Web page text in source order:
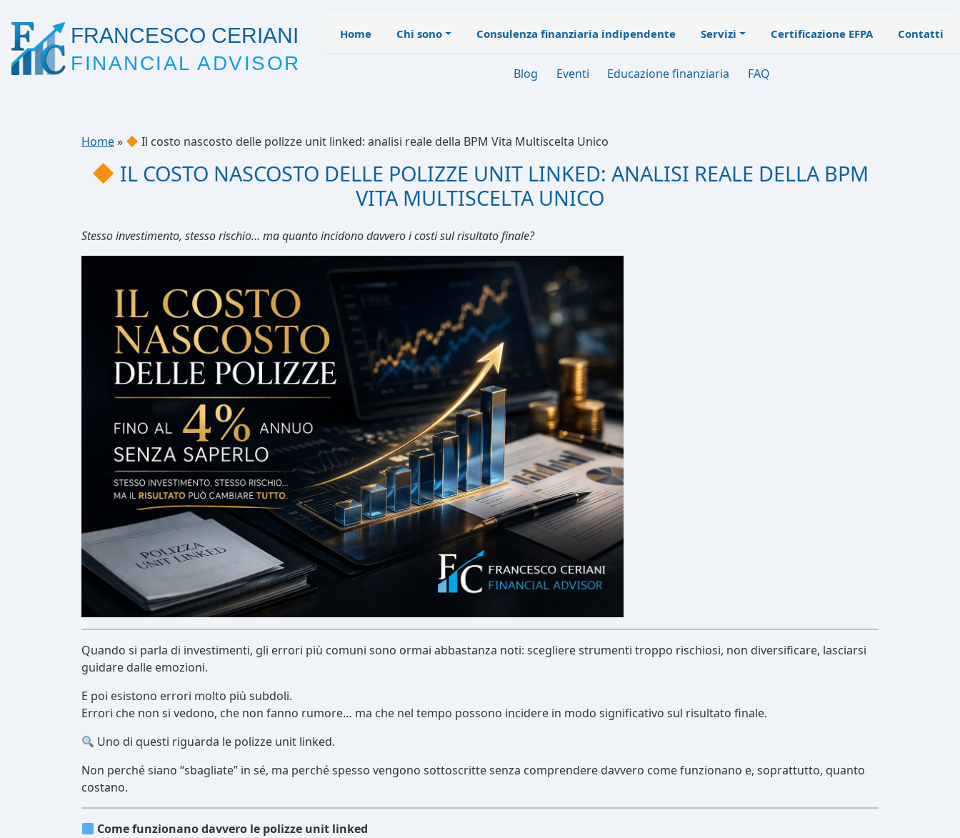
FRANCESCO CERIANI
FINANCIAL ADVISOR
Home Chi sono Consulenza finanziaria indipendente Servizi Certificazione EFPA Contatti
Blog Eventi Educazione finanziaria FAQ
Home» Il costo nascosto delle polizze unit linked: analisi reale della BPM Vita Multiscelta Unico
IL COSTO NASCOSTO DELLE POLIZZE UNIT LINKED: ANALISI REALE DELLA BPM
VITA MULTISCELTA UNICO
Stesso investimento, stesso rischio… ma quanto incidono davvero i costi sul risultato finale?
Quando si parla di investimenti, gli errori più comuni sono ormai abbastanza noti: scegliere strumenti troppo rischiosi, non diversificare, lasciarsi
guidare dalle emozioni.
E poi esistono errori molto più subdoli.
Errori che non si vedono, che non fanno rumore… ma che nel tempo possono incidere in modo significativo sul risultato finale.
Uno di questi riguarda le polizze unit linked.
Non perché siano “sbagliate” in sé, ma perché spesso vengono sottoscritte senza comprendere davvero come funzionano e, soprattutto, quanto
costano.
Come funzionano davvero le polizze unit linked